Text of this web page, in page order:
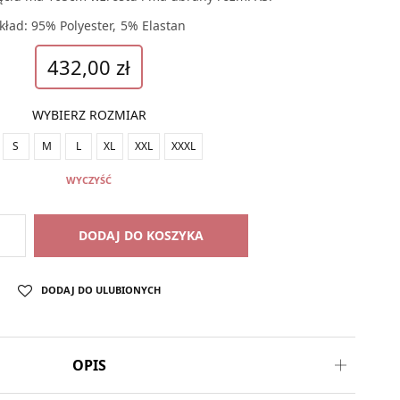
95% Polyester, 5% Elastan
432,00zł
WYBIERZ ROZMIAR
S M L XL XXL XXXL
WYCZYŚĆ
DODAJ DO KOSZYKA
DODAJ DO ULUBIONYCH
OPIS